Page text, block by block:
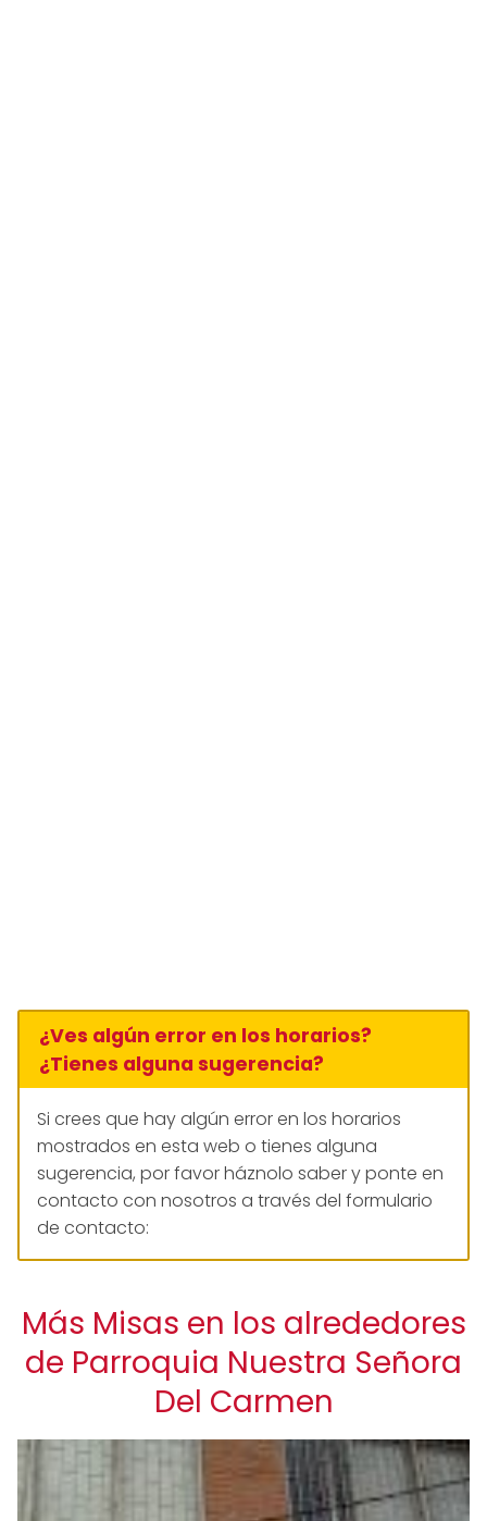
¿Ves algún error en los horarios?
¿Tienes alguna sugerencia?
Si crees que hay algún error en los horarios
mostrados en esta web o tienes alguna
sugerencia, por favor háznolo saber y ponte en
contacto con nosotros a través del formulario
de contacto:
Más Misas en los alrededores
de Parroquia Nuestra Señora
Del Carmen